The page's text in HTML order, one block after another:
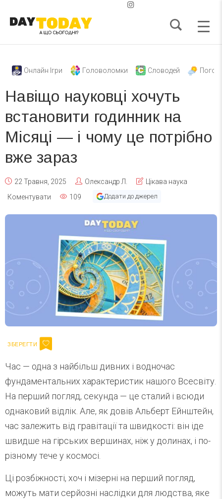
Онлайн Ігри Головоломки Словодей
Навіщо науковці хочуть
встановити годинник на
Місяці — і чому це потрібно
вже зараз
22 Травня, 2025 Олександр Л.
Цікава наука
Коментувати
109 Додати до джерел
Час — одна з найбільш дивних і водночас
фундаментальних характеристик нашого Всесвіту.
На перший погляд, секунда — це сталий і всюди
однаковий відлік. Але, як довів Альберт Ейнштейн,
час залежить від гравітації та швидкості: він іде
швидше на гірських вершинах, ніж у долинах, і по-
різному тече у космосі.
Ці розбіжності, хоч і мізерні на перший погляд,
можуть мати серйозні наслідки для людства, яке